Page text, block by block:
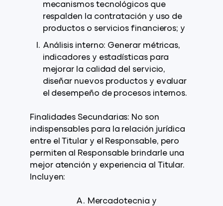
mecanismos tecnológicos que
respalden la contratación y uso de
productos o servicios financieros; y
Análisis interno: Generar métricas,
indicadores y estadísticas para
mejorar la calidad del servicio,
diseñar nuevos productos y evaluar
el desempeño de procesos internos.
Finalidades Secundarias: No son
indispensables para la relación jurídica
entre el Titular y el Responsable, pero
permiten al Responsable brindarle una
mejor atención y experiencia al Titular.
Incluyen:
Mercadotecnia y